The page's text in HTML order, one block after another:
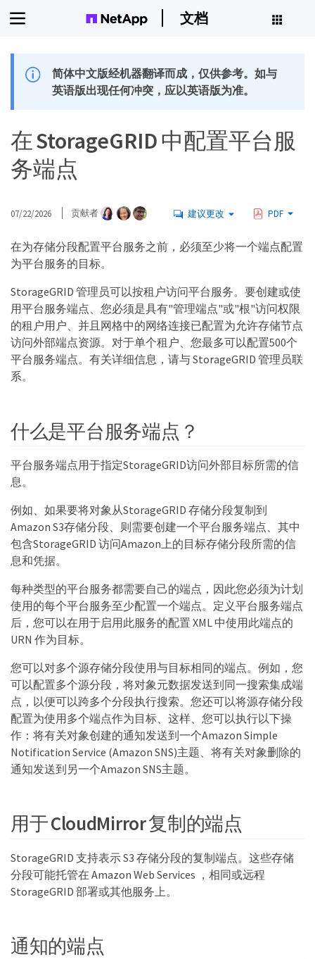
文档
简体中文版经机器翻译而成，仅供参考。如与
英语版出现任何冲突，应以英语版为准。
在 StorageGRID 中配置平台服
务端点
07/22/2026 贡献者 建议更改 PDF
在为存储分段配置平台服务之前，必须至少将一个端点配置
为平台服务的目标。
StorageGRID 管理员可以按租户访问平台服务。要创建或使
用平台服务端点、您必须是具有"管理端点"或"根"访问权限
的租户用户、并且网格中的网络连接已配置为允许存储节点
访问外部端点资源。对于单个租户、您最多可以配置500个
平台服务端点。有关详细信息，请与 StorageGRID 管理员联
系。
什么是平台服务端点？
平台服务端点用于指定StorageGRID访问外部目标所需的信
息。
例如、如果要将对象从StorageGRID 存储分段复制到
Amazon S3存储分段、则需要创建一个平台服务端点、其中
包含StorageGRID 访问Amazon上的目标存储分段所需的信
息和凭据。
每种类型的平台服务都需要自己的端点，因此您必须为计划
使用的每个平台服务至少配置一个端点。定义平台服务端点
后，您可以在用于启用此服务的配置 XML 中使用此端点的
URN 作为目标。
您可以对多个源存储分段使用与目标相同的端点。例如，您
可以配置多个源分段，将对象元数据发送到同一搜索集成端
点，以便可以跨多个分段执行搜索。您还可以将源存储分段
配置为使用多个端点作为目标、这样、您可以执行以下操
作：将有关对象创建的通知发送到一个Amazon Simple
Notification Service (Amazon SNS)主题、将有关对象删除的
通知发送到另一个Amazon SNS主题。
用于 CloudMirror 复制的端点
StorageGRID 支持表示 S3 存储分段的复制端点。这些存储
分段可能托管在 Amazon Web Services ，相同或远程
StorageGRID 部署或其他服务上。
通知的端点